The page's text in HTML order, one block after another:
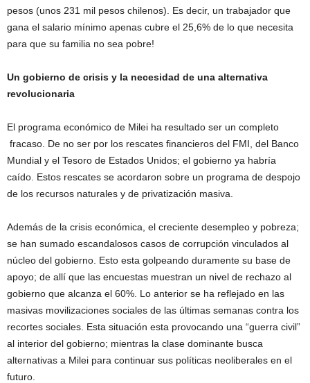
pesos (unos 231 mil pesos chilenos). Es decir, un trabajador que
gana el salario mínimo apenas cubre el 25,6% de lo que necesita
para que su familia no sea pobre!
Un gobierno de crisis y la necesidad de una alternativa
revolucionaria
El programa económico de Milei ha resultado ser un completo
fracaso. De no ser por los rescates financieros del FMI, del Banco
Mundial y el Tesoro de Estados Unidos; el gobierno ya habría
caído. Estos rescates se acordaron sobre un programa de despojo
de los recursos naturales y de privatización masiva.
Además de la crisis económica, el creciente desempleo y pobreza;
se han sumado escandalosos casos de corrupción vinculados al
núcleo del gobierno. Esto esta golpeando duramente su base de
apoyo; de allí que las encuestas muestran un nivel de rechazo al
gobierno que alcanza el 60%. Lo anterior se ha reflejado en las
masivas movilizaciones sociales de las últimas semanas contra los
recortes sociales. Esta situación esta provocando una “guerra civil”
al interior del gobierno; mientras la clase dominante busca
alternativas a Milei para continuar sus políticas neoliberales en el
futuro.